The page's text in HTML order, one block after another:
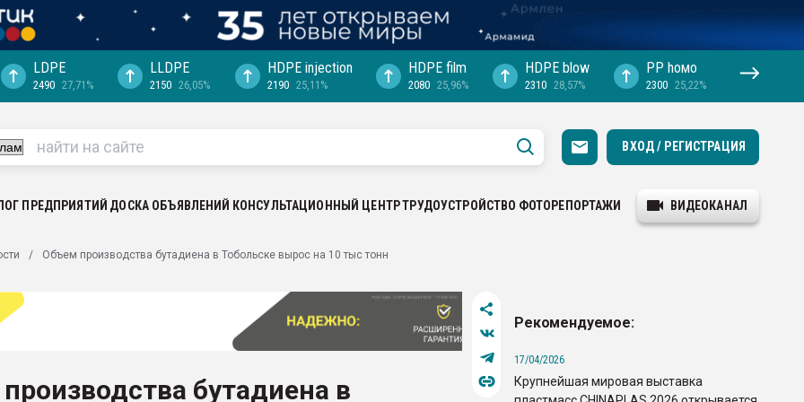
выходит на
рынке
LDPE
2490 27,71%
LLDPE
2150 26,05%
HDPE injection
2190 25,11%
HDPE film
2080 25,96%
HDPE blow
2310 28,57%
PP hомо
2300 25,22%
ВХОД / РЕГИСТРАЦИЯ
ПРЕДПРИЯТИЙ ДОСКА ОБЪЯВЛЕНИЙ КОНСУЛЬТАЦИОННЫЙ ЦЕНТРТРУДОУСТРОЙСТВО ФОТОРЕПОРТАЖИ ВИДЕОКАНАЛ
Объем производства бутадиена в Тобольске вырос на 10 тыс тонн
бутадиена в
Рекомендуемое:
17/04/2026
Крупнейшая мировая выставка